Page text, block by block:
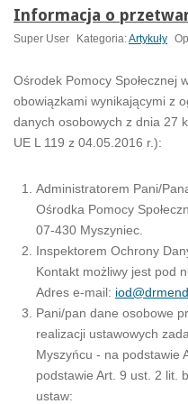
Informacja o
Super User Kategoria:Artykuły
Ośrodek Pomocy Społecznej
obowiązkami wynikającymi z
danych osobowych z dnia 27
UE L 119 z 04.05.2016 r.):
Administratorem Pani/
Ośrodka Pomocy
07-430 Myszyniec.
Inspektorem Ochrony
Kontakt możliwy jest pod
Adres e-mail:
Pani/pan dane osobowe
realizacji ustawowych
Myszyńcu - na podstawie
podstawie Art. 9 ust. 2 lit.
ustaw: